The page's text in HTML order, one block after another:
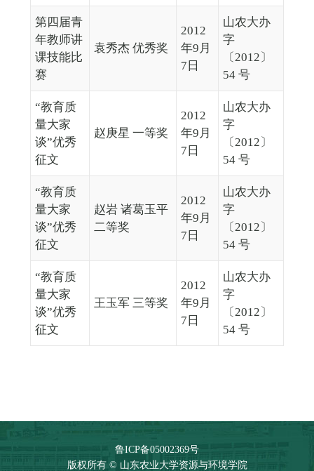
第四届青
年教师讲
课技能比
赛
袁秀杰 优秀奖
2012
年9月
7日
山农大办
字
〔2012〕
54 号
“教育质
量大家
谈”优秀
征文
赵庚星 一等奖
2012
年9月
7日
山农大办
字
〔2012〕
54 号
“教育质
量大家
谈”优秀
征文
赵岩 诸葛玉平
二等奖
2012
年9月
7日
山农大办
字
〔2012〕
54 号
“教育质
量大家
谈”优秀
征文
王玉军 三等奖
2012
年9月
7日
山农大办
字
〔2012〕
54 号
鲁ICP备05002369号
版权所有 © 山东农业大学资源与环境学院